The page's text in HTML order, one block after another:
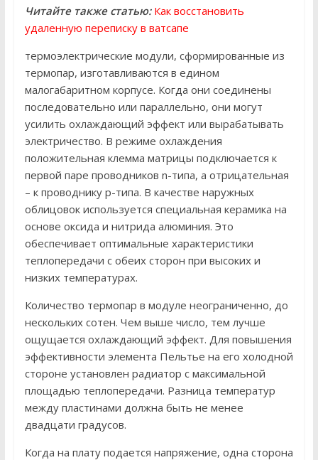
Читайте также статью: Как восстановить
удаленную переписку в ватсапе
термоэлектрические модули, сформированные из
термопар, изготавливаются в едином
малогабаритном корпусе. Когда они соединены
последовательно или параллельно, они могут
усилить охлаждающий эффект или вырабатывать
электричество. В режиме охлаждения
положительная клемма матрицы подключается к
первой паре проводников n-типа, а отрицательная
– к проводнику p-типа. В качестве наружных
облицовок используется специальная керамика на
основе оксида и нитрида алюминия. Это
обеспечивает оптимальные характеристики
теплопередачи с обеих сторон при высоких и
низких температурах.
Количество термопар в модуле неограниченно, до
нескольких сотен. Чем выше число, тем лучше
ощущается охлаждающий эффект. Для повышения
эффективности элемента Пельтье на его холодной
стороне установлен радиатор с максимальной
площадью теплопередачи. Разница температур
между пластинами должна быть не менее
двадцати градусов.
Когда на плату подается напряжение, одна сторона